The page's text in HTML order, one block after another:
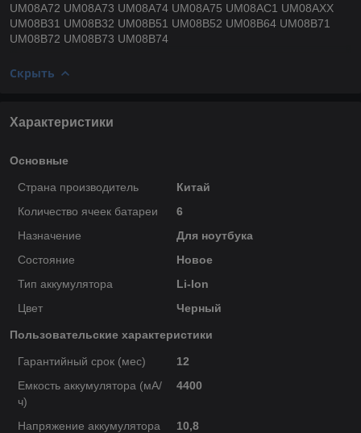
UM08A72 UM08A73 UM08A74 UM08A75 UM08AC1 UM08AXX
UM08B31 UM08B32 UM08B51 UM08B52 UM08B64 UM08B71
UM08B72 UM08B73 UM08B74
Скрыть
Характеристики
Основные
Страна производитель
Китай
Количество ячеек батареи
6
Назначение
Для ноутбука
Состояние
Новое
Тип аккумулятора
Li-Ion
Цвет
Черный
Пользовательские характеристики
Гарантийный срок (мес)
12
Емкость аккумулятора (мА/
ч)
4400
Напряжение аккумулятора
10,8